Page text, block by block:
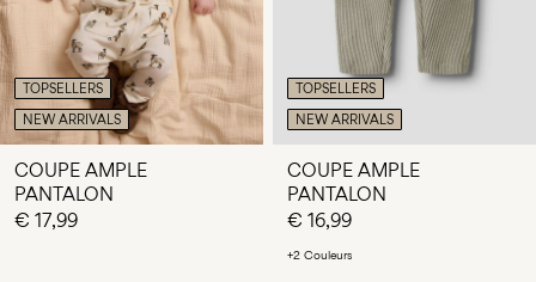
propos
de
nous
/
français
TOPSELLERS
NEW ARRIVALS
COUPE AMPLE
PANTALON
€ 17,99
TOPSELLERS
NEW ARRIVALS
COUPE AMPLE
PANTALON
€ 16,99
+2 Couleurs